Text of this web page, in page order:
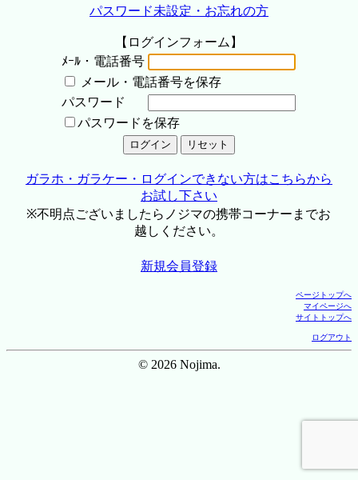
パスワード未設定・お忘れの方
【ログインフォーム】
ﾒｰﾙ・電話番号
メール・電話番号を保存
パスワード
パスワードを保存
ガラホ・ガラケー・ログインできない方はこちらから
お試し下さい
※不明点ございましたらノジマの携帯コーナーまでお
越しください。
新規会員登録
ページトップへ
マイページへ
サイトトップへ
ログアウト
© 2026 Nojima.